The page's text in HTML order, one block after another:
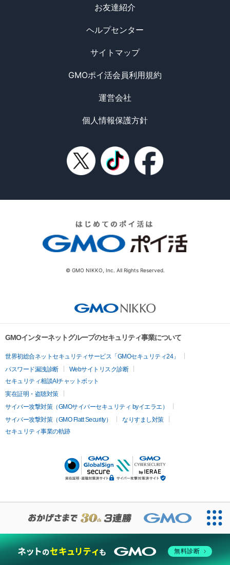
お友達紹介
ヘルプセンター
サイトマップ
GMOポイ活会員利用規約
運営会社
個人情報保護方針
© GMO NIKKO, Inc. All Rights Reserved.
GMOインターネットグループのセキュリティ事業について
世界初総合ネットセキュリティサービス「GMOセキュリティ24」
パスワード漏洩診断
Webサイトリスク診断
セキュリティ相談AIチャットボット
実在証明・盗聴対策
サイバー攻撃対策（GMOサイバーセキュリティ byイエラエ）
サイバー攻撃対策（GMO Flatt Security）
なりすまし対策
セキュリティ事業の軌跡
無料診断